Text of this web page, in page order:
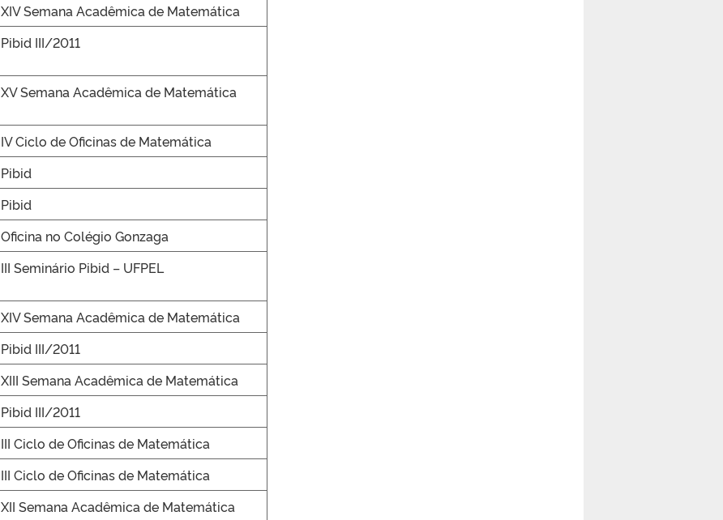
XIV Semana Acadêmica de Matemática
Pibid III/2011
XV Semana Acadêmica de Matemática
IV Ciclo de Oficinas de Matemática
Pibid
Pibid
Oficina no Colégio Gonzaga
III Seminário Pibid – UFPEL
XIV Semana Acadêmica de Matemática
Pibid III/2011
XIII Semana Acadêmica de Matemática
Pibid III/2011
III Ciclo de Oficinas de Matemática
III Ciclo de Oficinas de Matemática
XII Semana Acadêmica de Matemática